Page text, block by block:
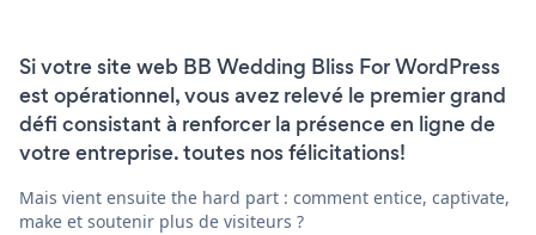
Si votre site web BB Wedding Bliss For WordPress
est opérationnel, vous avez relevé le premier grand
défi consistant à renforcer la présence en ligne de
votre entreprise. toutes nos félicitations!
Mais vient ensuite the hard part : comment entice, captivate,
make et soutenir plus de visiteurs ?